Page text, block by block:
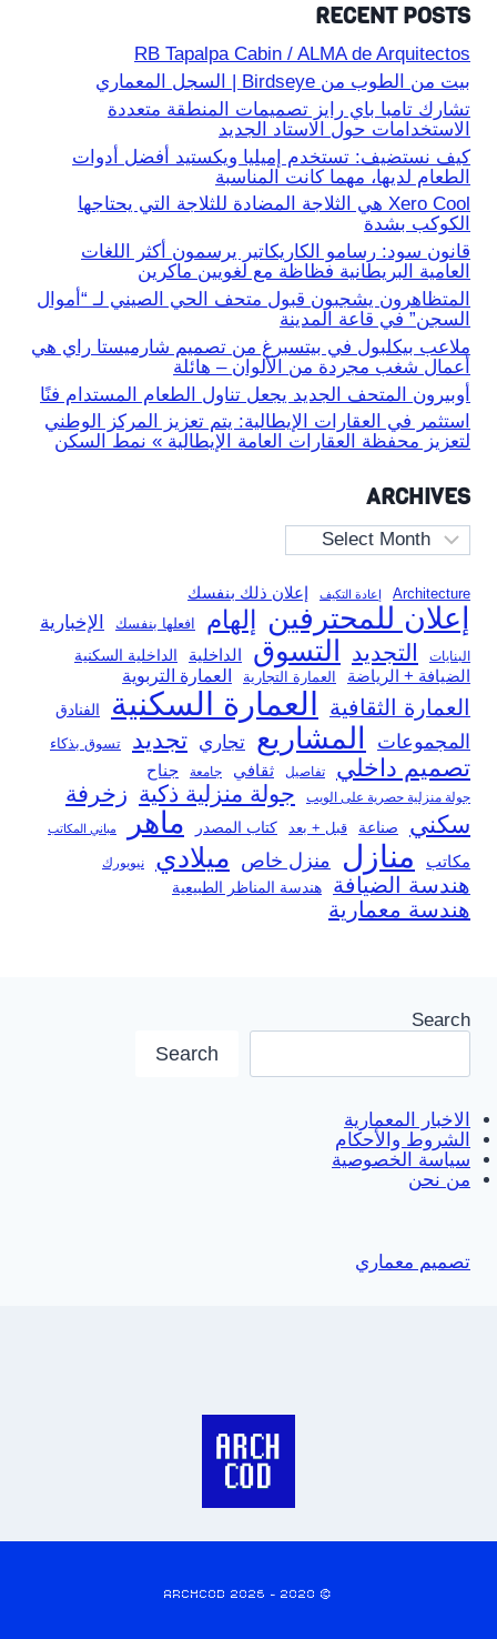
RECENT POSTS
RB Tapalpa Cabin / ALMA de Arquitectos
بيت من الطوب من Birdseye | السجل المعماري
تشارك تامبا باي رايز تصميمات المنطقة متعددة
الاستخدامات حول الاستاد الجديد
كيف نستضيف: تستخدم إميليا ويكستيد أفضل أدوات
الطعام لديها، مهما كانت المناسبة
Xero Cool هي الثلاجة المضادة للثلاجة التي يحتاجها
الكوكب بشدة
قانون سود: رسامو الكاريكاتير يرسمون أكثر اللغات
العامية البريطانية فظاظة مع لغويين ماكرين
المتظاهرون يشجبون قبول متحف الحي الصيني لـ “أموال
السجن” في قاعة المدينة
ملاعب بيكلبول في بيتسبرغ من تصميم شارميستا راي هي
أعمال شغب مجردة من الألوان – هائلة
أوبيرون المتحف الجديد يجعل تناول الطعام المستدام فنًا
استثمر في العقارات الإيطالية: يتم تعزيز المركز الوطني
لتعزيز محفظة العقارات العامة الإيطالية » نمط السكن
ARCHIVES
Archives
Architecture إعادة التكيف إعلان ذلك بنفسك
إعلان للمحترفين إلهام افعلها بنفسك الإخبارية
البنايات التجديد التسوق الداخلية الداخلية السكنية
الضيافة + الرياضة العمارة التجارية العمارة التربوية
العمارة الثقافية العمارة السكنية الفنادق
المجموعات المشاريع تجاري تجديد تسوق بذكاء
تصميم داخلي تفاصيل ثقافي جامعة جناح
جولة منزلية حصرية على الويب جولة منزلية ذكية زخرفة
سكني صناعة قبل + بعد كتاب المصدر ماهر مباني المكاتب
مكاتب منازل منزل خاص ميلادي نيويورك
هندسة الضيافة هندسة المناظر الطبيعية
هندسة معمارية
Search
Search
الاخبار المعمارية
الشروط والأحكام
سياسة الخصوصية
من نحن
تصميم معماري
© 2020 - 2026 ARCHCOD